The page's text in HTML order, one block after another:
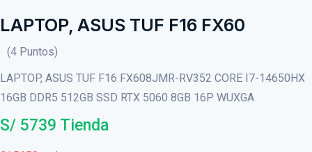
LAPTOP, ASUS TUF F16 FX60
(4 Puntos)
LAPTOP, ASUS TUF F16 FX608JMR-RV352 CORE I7-14650HX
16GB DDR5 512GB SSD RTX 5060 8GB 16P WUXGA
S/ 5739 Tienda